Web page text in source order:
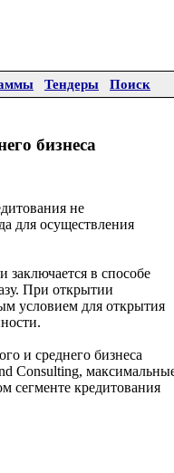
Тендеры Поиск
бизнеса
не
для осуществления
в способе
При открытии
условием для открытия
и среднего бизнеса
Consulting,
сегменте кредитования